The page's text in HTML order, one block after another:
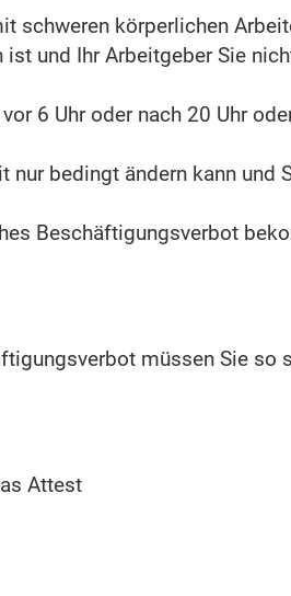
schweren körperlichen
und Ihr Arbeitgeber Sie
6 Uhr oder nach 20 Uhr
nur bedingt ändern kann und
Beschäftigungsverbot
müssen Sie
Attest